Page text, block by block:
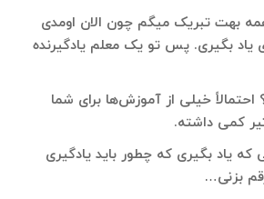
بهت تبریک میگم چون الان اومدی
یاد بگیری. پس تو یک معلم یادگیرنده
احتمالاً خیلی از آموزش‌ها برای شما
کمی داشته.
که یاد بگیری که چطور باید یادگیری
بزنی…